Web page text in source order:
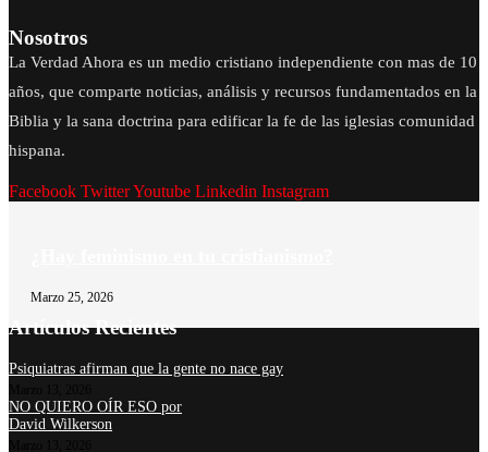
Nosotros
La Verdad Ahora es un medio cristiano independiente con mas de 10
años, que comparte noticias, análisis y recursos fundamentados en la
Biblia y la sana doctrina para edificar la fe de las iglesias comunidad
hispana.
Facebook TwitterYoutube Linkedin Instagram
Marzo 25, 2026
Artículos Recientes
Psiquiatras afirman que la gente no nace gay
NO QUIERO OÍR ESO por
David Wilkerson